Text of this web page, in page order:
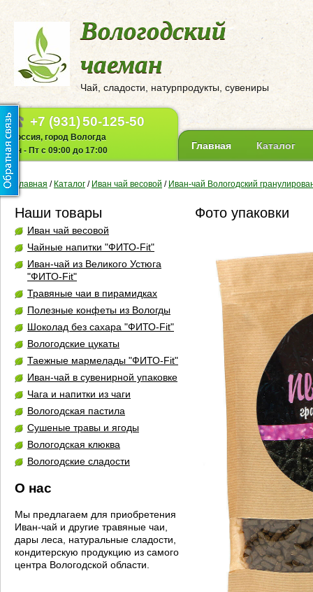
Вологодский
чаеман
Чай, сладости, натурпродукты, сувениры
+7 (931)50-125-50
Россия, город Вологда
Пн - Пт с 09:00 до 17:00
Главная Каталог
Главная / Каталог / Иван чай весовой / Иван-чай Вологодский
Наши товары
Иван чай весовой
Чайные напитки "ФИТО-Fit"
Иван-чай из Великого Устюга
"ФИТО-Fit"
Травяные чаи в пирамидках
Полезные конфеты из Вологды
Шоколад без сахара "ФИТО-Fit"
Вологодские цукаты
Таежные мармелады "ФИТО-Fit"
Иван-чай в сувенирной упаковке
Чага и напитки из чаги
Вологодская пастила
Сушеные травы и ягоды
Вологодская клюква
Вологодские сладости
О нас
Мы предлагаем для приобретения
Иван-чай и другие травяные чаи,
дары леса, натуральные сладости,
кондитерскую продукцию из самого
центра Вологодской области.
Фото упаковки